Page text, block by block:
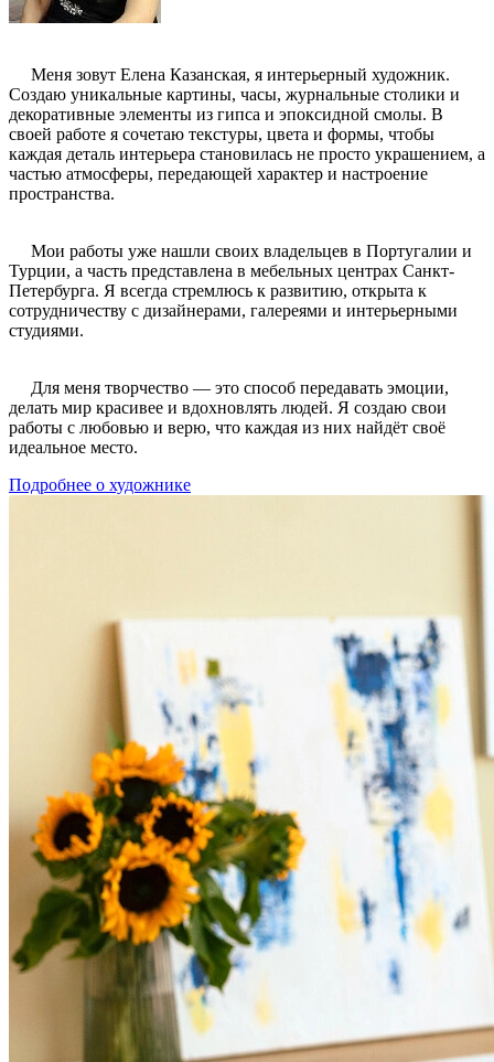
Меня зовут Елена Казанская, я интерьерный художник.
Создаю уникальные картины, часы, журнальные столики и
декоративные элементы из гипса и эпоксидной смолы. В
своей работе я сочетаю текстуры, цвета и формы, чтобы
каждая деталь интерьера становилась не просто украшением, а
частью атмосферы, передающей характер и настроение
пространства.
Мои работы уже нашли своих владельцев в Португалии и
Турции, а часть представлена в мебельных центрах Санкт-
Петербурга. Я всегда стремлюсь к развитию, открыта к
сотрудничеству с дизайнерами, галереями и интерьерными
студиями.
Для меня творчество — это способ передавать эмоции,
делать мир красивее и вдохновлять людей. Я создаю свои
работы с любовью и верю, что каждая из них найдёт своё
идеальное место.
Подробнее о художнике